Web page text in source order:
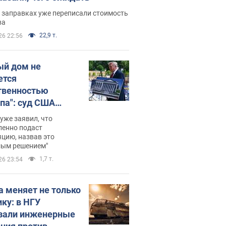
уже переписали стоимость
22:56 22,9 т.
дом не
суд США
зала
400 млн
заявил, что
подаст
назвав это
решением"
23:54 1,7 т.
меняет не только
в НГУ
инженерные